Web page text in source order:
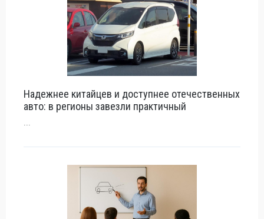
Надежнее китайцев и доступнее отечественных
авто: в регионы завезли практичный
...